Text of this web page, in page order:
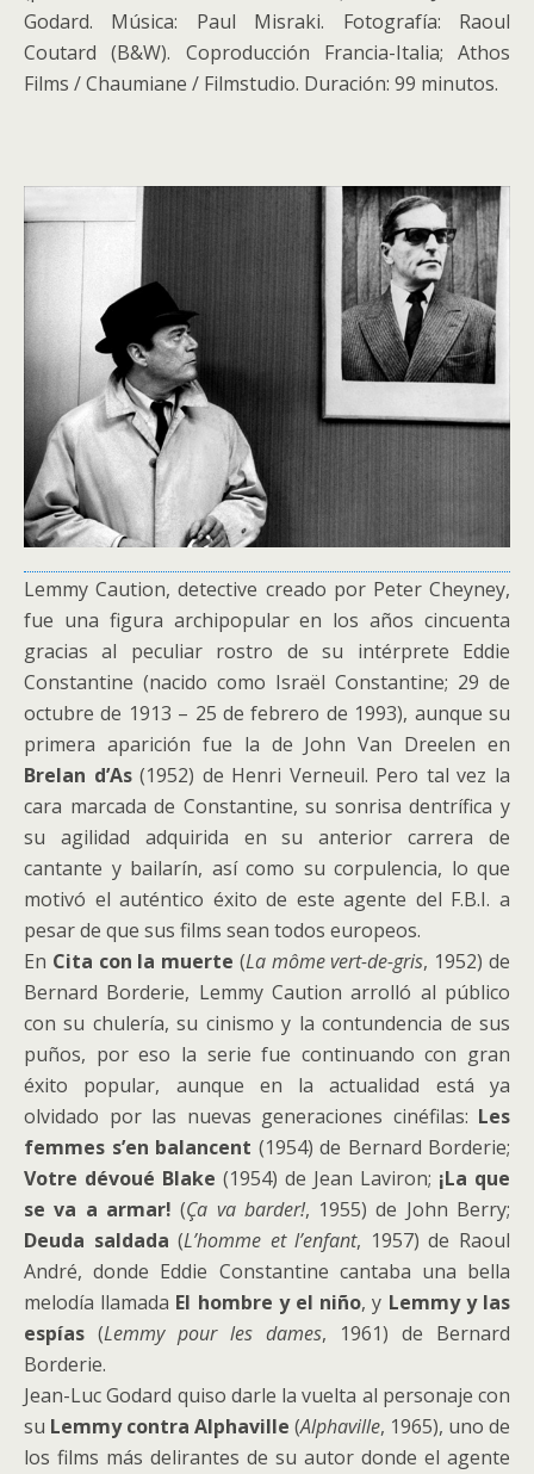
Godard. Música: Paul Misraki. Fotografía: Raoul
Coutard (B&W). Coproducción Francia-Italia; Athos
Films / Chaumiane / Filmstudio. Duración: 99 minutos.
Lemmy Caution, detective creado por Peter Cheyney,
fue una figura archipopular en los años cincuenta
gracias al peculiar rostro de su intérprete Eddie
Constantine (nacido como Israël Constantine; 29 de
octubre de 1913 – 25 de febrero de 1993), aunque su
primera aparición fue la de John Van Dreelen en
Brelan d’As(1952) de Henri Verneuil. Pero tal vez la
cara marcada de Constantine, su sonrisa dentrífica y
su agilidad adquirida en su anterior carrera de
cantante y bailarín, así como su corpulencia, lo que
motivó el auténtico éxito de este agente del F.B.I. a
pesar de que sus films sean todos europeos.
En Cita con la muerte (La môme vert-de-gris, 1952) de
Bernard Borderie, Lemmy Caution arrolló al público
con su chulería, su cinismo y la contundencia de sus
puños, por eso la serie fue continuando con gran
éxito popular, aunque en la actualidad está ya
olvidado por las nuevas generaciones cinéfilas: Les
femmes s’en balancent (1954) de Bernard Borderie;
Votre dévoué Blake (1954) de Jean Laviron; ¡La que
se va a armar! (Ça va barder!, 1955) de John Berry;
Deuda saldada (L’homme et l’enfant, 1957) de Raoul
André, donde Eddie Constantine cantaba una bella
melodía llamada El hombre y el niño, y Lemmy y las
espías (Lemmy pour les dames, 1961) de Bernard
Borderie.
Jean-Luc Godard quiso darle la vuelta al personaje con
su Lemmy contra Alphaville (Alphaville, 1965), uno de
los films más delirantes de su autor donde el agente